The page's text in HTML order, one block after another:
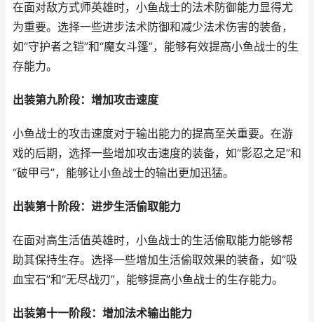
在面对敌方式师英雄时，小鱼战士的法术防御能力显得尤
为重要。选择一些进步法术防御和减少法术伤害的装备，
如“守护者之铠”和“魔女斗篷”，能够有效提高小鱼战士的生
存能力。
出装第九阶段：增加攻击速度
小鱼战士的攻击速度对于输出能力的提高至关重要。在游
戏的后期，选择一些增加攻击速度的装备，如“影忍之足”和
“破甲弓”，能够让小鱼战士的输出更加迅猛。
出装第十阶段：进步生活偷取能力
在面对高生活值英雄时，小鱼战士的生活偷取能力能够帮
助其保持生存。选择一些增加生活偷取效果的装备，如“吸
血宝石”和“无尽战刃”，能够提高小鱼战士的生存能力。
出装第十一阶段：增加法术输出能力